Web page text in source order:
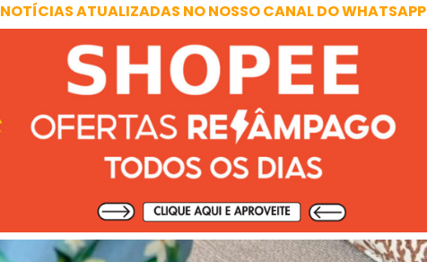
NOTÍCIAS ATUALIZADAS NO NOSSO CANAL DO WHATSAPP